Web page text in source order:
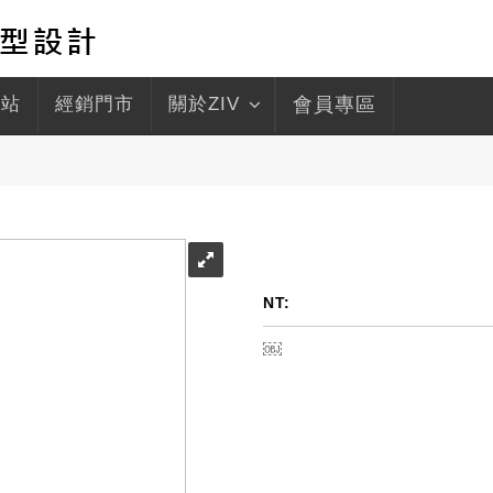
經銷門市 關於ZIV 會員專區
NT:
￼